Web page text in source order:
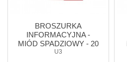
BROSZURKA
INFORMACYJNA -
MIÓD SPADZIOWY - 20
SZT.
U3